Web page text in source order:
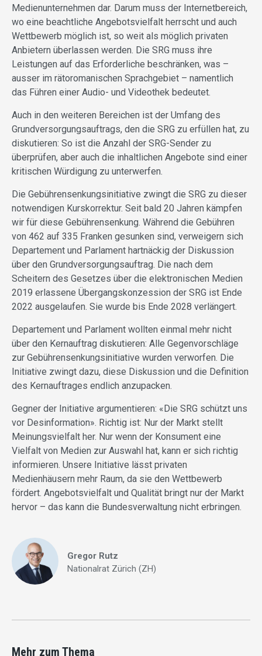
Medienunternehmen dar. Darum muss der Internetbereich,
wo eine beachtliche Angebotsvielfalt herrscht und auch
Wettbewerb möglich ist, so weit als möglich privaten
Anbietern überlassen werden. Die SRG muss ihre
Leistungen auf das Erforderliche beschränken, was –
ausser im rätoromanischen Sprachgebiet – namentlich
das Führen einer Audio- und Videothek bedeutet.
Auch in den weiteren Bereichen ist der Umfang des
Grundversorgungsauftrags, den die SRG zu erfüllen hat, zu
diskutieren: So ist die Anzahl der SRG-Sender zu
überprüfen, aber auch die inhaltlichen Angebote sind einer
kritischen Würdigung zu unterwerfen.
Die Gebührensenkungsinitiative zwingt die SRG zu dieser
notwendigen Kurskorrektur. Seit bald 20 Jahren kämpfen
wir für diese Gebührensenkung. Während die Gebühren
von 462 auf 335 Franken gesunken sind, verweigern sich
Departement und Parlament hartnäckig der Diskussion
über den Grundversorgungsauftrag. Die nach dem
Scheitern des Gesetzes über die elektronischen Medien
2019 erlassene Übergangskonzession der SRG ist Ende
2022 ausgelaufen. Sie wurde bis Ende 2028 verlängert.
Departement und Parlament wollten einmal mehr nicht
über den Kernauftrag diskutieren: Alle Gegenvorschläge
zur Gebührensenkungsinitiative wurden verworfen. Die
Initiative zwingt dazu, diese Diskussion und die Definition
des Kernauftrages endlich anzupacken.
Gegner der Initiative argumentieren: «Die SRG schützt uns
vor Desinformation». Richtig ist: Nur der Markt stellt
Meinungsvielfalt her. Nur wenn der Konsument eine
Vielfalt von Medien zur Auswahl hat, kann er sich richtig
informieren. Unsere Initiative lässt privaten
Medienhäusern mehr Raum, da sie den Wettbewerb
fördert. Angebotsvielfalt und Qualität bringt nur der Markt
hervor – das kann die Bundesverwaltung nicht erbringen.
Gregor Rutz
Nationalrat Zürich (ZH)
Mehr zum Thema